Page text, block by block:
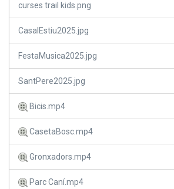
curses trail kids.png
CasalEstiu2025.jpg
FestaMusica2025.jpg
SantPere2025.jpg
Bicis.mp4
CasetaBosc.mp4
Gronxadors.mp4
Parc Caní.mp4